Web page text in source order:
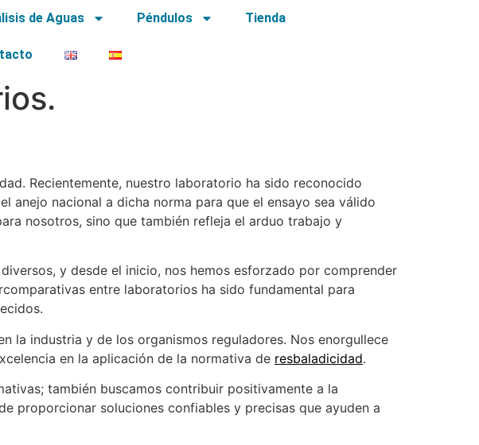
de Aguas Péndulos Tienda
Recientemente, nuestro laboratorio ha sido reconocido
anejo nacional a dicha norma para que el ensayo sea válido
nosotros, sino que también refleja el arduo trabajo y
y desde el inicio, nos hemos esforzado por comprender
entre laboratorios ha sido fundamental para
la industria y de los organismos reguladores. Nos enorgullece
en la aplicación de la normativa de resbaladicidad.
también buscamos contribuir positivamente a la
proporcionar soluciones confiables y precisas que ayuden a